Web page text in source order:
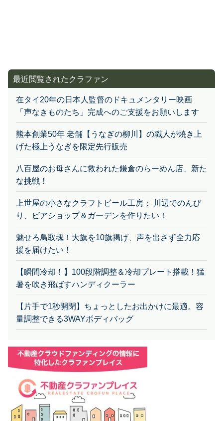
最近閲覧されたクラファン
在タイ20年の日本人監督のドキュメンタリー映画
「声なきものたち」完成へのご支援をお願いします
熊本創業50年 老舗【うなぎの柳川】の職人が焼き上
げた極上うなぎを限定先行販売
八百屋のお母さんに救われた鎌倉のらーめん店、新た
な挑戦！
上世屋の小さなクラフトビール工房： 川辺でのんび
り、ビアショップ＆ガーデンを作りたい！
魅せろ鳥取魂！大旗を10旗掲げ、声を出さず全力応
援を届けたい！
【瞬間冷却！】100段階調整＆冷却プレート搭載！猛
暑を吹き飛ばすハンディクーラー
【片手で1秒開閉】ちょっとしたお出かけに最適。容
量調整できる3WAYボディバッグ